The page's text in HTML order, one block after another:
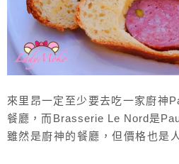
來里昂一定至少要去吃一家廚神
餐廳，而Brasserie Le Nord是
雖然是廚神的餐廳，但價格也是